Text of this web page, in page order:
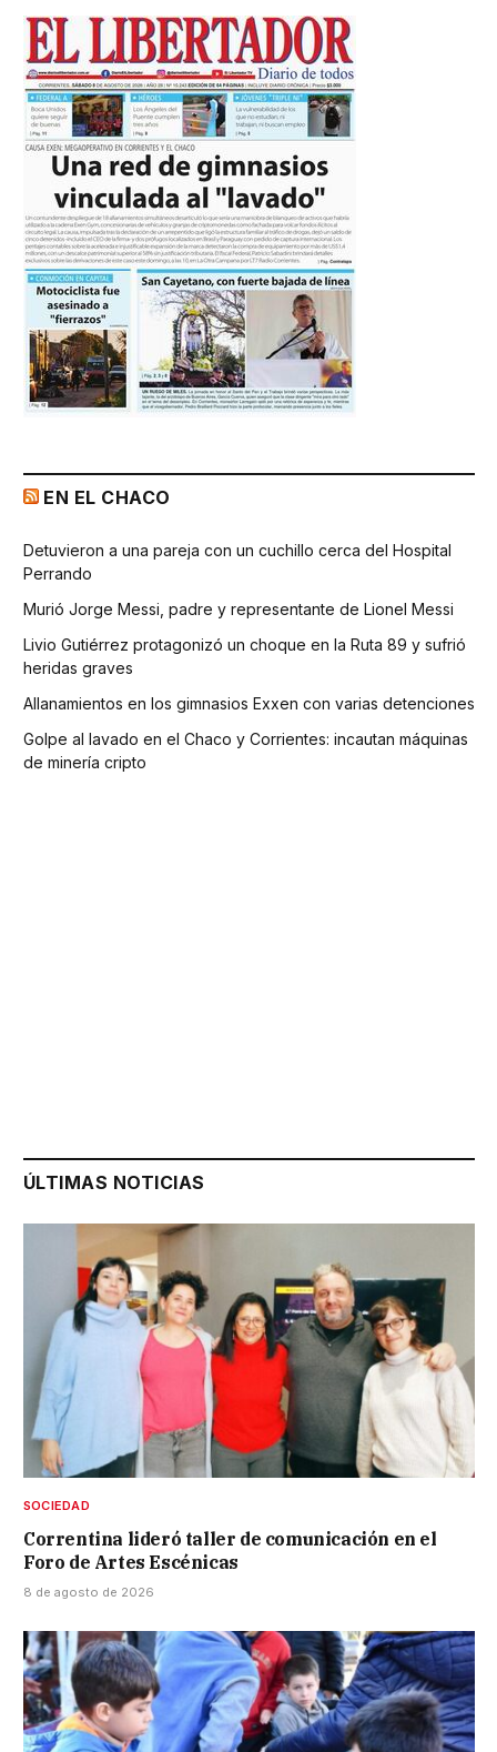
EN EL CHACO
Detuvieron a una pareja con un cuchillo cerca del Hospital
Perrando
Murió Jorge Messi, padre y representante de Lionel Messi
Livio Gutiérrez protagonizó un choque en la Ruta 89 y sufrió
heridas graves
Allanamientos en los gimnasios Exxen con varias detenciones
Golpe al lavado en el Chaco y Corrientes: incautan máquinas
de minería cripto
ÚLTIMAS NOTICIAS
SOCIEDAD
Correntina lideró taller de comunicación en el
Foro de Artes Escénicas
8 de agosto de 2026